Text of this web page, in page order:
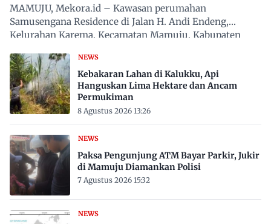
MAMUJU, Mekora.id – Kawasan perumahan
Samusengana Residence di Jalan H. Andi Endeng,
Kelurahan Karema, Kecamatan Mamuju, Kabupaten
NEWS
Kebakaran Lahan di Kalukku, Api
Hanguskan Lima Hektare dan Ancam
Permukiman
8 Agustus 2026 13:26
NEWS
Paksa Pengunjung ATM Bayar Parkir, Jukir
di Mamuju Diamankan Polisi
7 Agustus 2026 15:32
NEWS